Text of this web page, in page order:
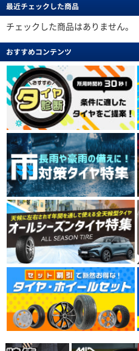
最近チェックした商品
チェックした商品はありません。
おすすめコンテンツ